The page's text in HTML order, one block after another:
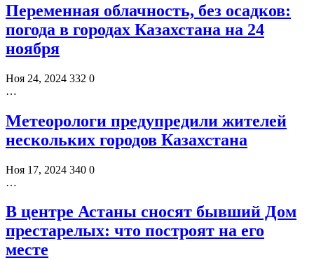
Переменная облачность, без осадков:
погода в городах Казахстана на 24
ноября
Ноя 24, 2024 332 0
…
Метеорологи предупредили жителей
нескольких городов Казахстана
Ноя 17, 2024 340 0
…
В центре Астаны сносят бывший Дом
престарелых: что построят на его
месте